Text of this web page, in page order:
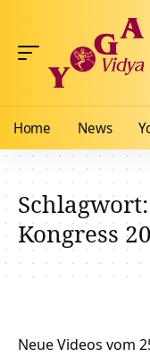
Home News
Kongress
Neue Videos vom